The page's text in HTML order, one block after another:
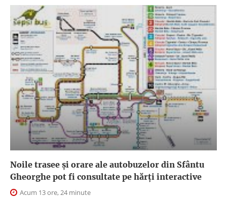
Noile trasee și orare ale autobuzelor din Sfântu
Gheorghe pot fi consultate pe hărți interactive
Acum 13 ore, 24 minute